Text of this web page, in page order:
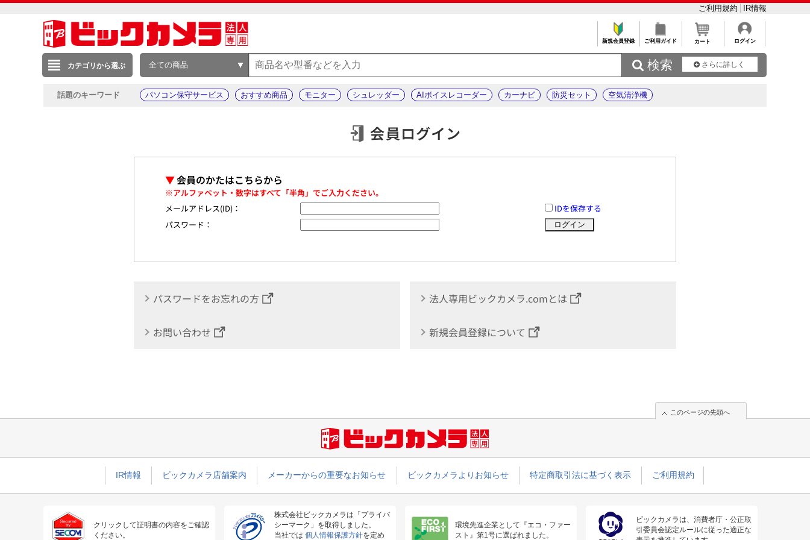
ご利用規約 IR情報
新規会員登録 ご利用ガイド カート ログイン
カテゴリから選ぶ 全ての商品  検索 さらに詳しく
話題のキーワード パソコン保守サービス おすすめ商品 モニター シュレッダー AIボイスレコーダー カーナビ 防災セット 空気清浄機
会員ログイン
▼会員のかたはこちらから
※アルファベット・数字はすべて「半角」でご入力ください。
メールアドレス(ID)：
IDを保存する
パスワード：
パスワードをお忘れの方 法人専用ビックカメラ.comとは
お問い合わせ 新規会員登録について
このページの先頭へ
IR情報 ビックカメラ店舗案内 メーカーからの重要なお知らせ ビックカメラよりお知らせ 特定商取引法に基づく表示 ご利用規約
クリックして証明書の内容をご確認
ください。
株式会社ビックカメラは「プライバ
シーマーク」を取得しました。
当社では 個人情報保護方針を定め
環境先進企業として『エコ・ファー
スト』第1号に選ばれました。
ビックカメラは、消費者庁・公正取
引委員会認定ルールに従った適正な